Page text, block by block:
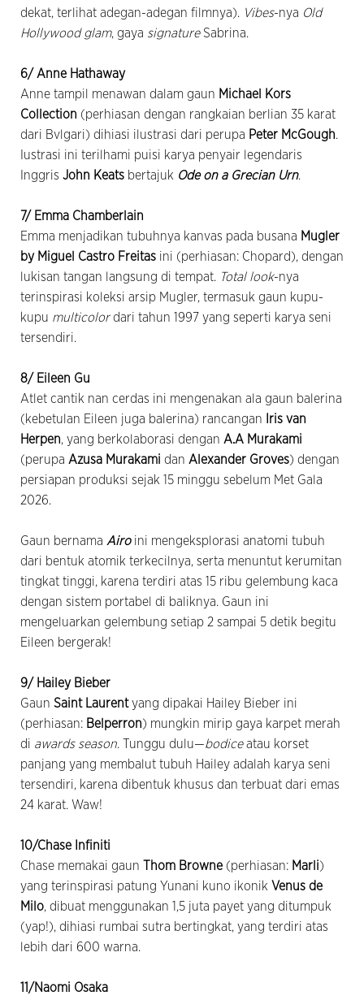
dekat, terlihat adegan-adegan filmnya). Vibes-nya Old
Hollywood glam, gaya signatureSabrina.
6/ Anne Hathaway
Anne tampil menawan dalam gaun Michael Kors
Collection (perhiasan dengan rangkaian berlian 35 karat
dari Bvlgari) dihiasi ilustrasi dari perupa Peter McGough.
Iustrasi ini terilhami puisi karya penyair legendaris
Inggris John Keats bertajuk Ode on a Grecian Urn.
7/ Emma Chamberlain
Emma menjadikan tubuhnya kanvas pada busana Mugler
by Miguel Castro Freitas ini (perhiasan: Chopard), dengan
lukisan tangan langsung di tempat. Total look-nya
terinspirasi koleksi arsip Mugler, termasuk gaun kupu-
kupu multicolordari tahun 1997 yang seperti karya seni
tersendiri.
8/ Eileen Gu
Atlet cantik nan cerdas ini mengenakan ala gaun balerina
(kebetulan Eileen juga balerina) rancangan
Iris van
Herpen, yang berkolaborasi dengan A.A Murakami
(perupa Azusa Murakami dan Alexander Groves) dengan
persiapan produksi sejak 15 minggu sebelum Met Gala
2026.
Gaun bernama Airo ini mengeksplorasi anatomi tubuh
dari bentuk atomik terkecilnya, serta menuntut kerumitan
tingkat tinggi, karena terdiri atas 15 ribu gelembung kaca
dengan sistem portabel di baliknya. Gaun ini
mengeluarkan gelembung setiap 2 sampai 5 detik begitu
Eileen bergerak!
9/ Hailey Bieber
Gaun Saint Laurentyang dipakai Hailey Bieber ini
(perhiasan: Belperron) mungkin mirip gaya karpet merah
di awards season. Tunggu dulu—bodiceatau korset
panjang yang membalut tubuh Hailey adalah karya seni
tersendiri, karena dibentuk khusus dan terbuat dari emas
24 karat. Waw!
10/Chase Infiniti
Chase memakai gaun Thom Browne (perhiasan: Marli)
yang terinspirasi patung Yunani kuno ikonik Venus de
Milo, dibuat menggunakan 1,5 juta payet yang ditumpuk
(yap!), dihiasi rumbai sutra bertingkat, yang terdiri atas
lebih dari 600 warna.
11/Naomi Osaka